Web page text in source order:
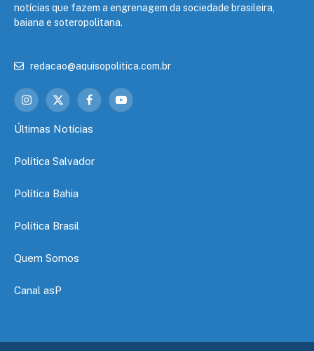
notícias que fazem a engrenagem da sociedade brasileira,
baiana e soteropolitana.
redacao@aquisopolitica.com.br
Instagram
X
FacebookYouTube
Últimas Notícias
Política Salvador
Política Bahia
Política Brasil
Quem Somos
Canal asP